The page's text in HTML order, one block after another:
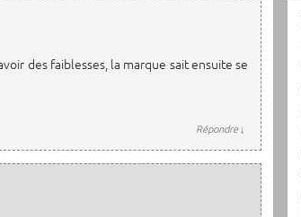
des faiblesses, la marque sait ensuite se
Répondre ↓